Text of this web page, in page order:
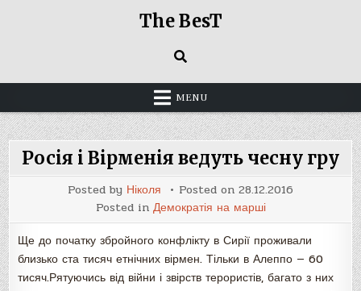
The BesT
MENU
Росія і Вірменія ведуть чесну гру
Posted by Ніколя Posted on 28.12.2016
Posted in Демократія на марші
Ще до початку збройного конфлікту в Сирії проживали
близько ста тисяч етнічних вірмен. Тільки в Алеппо — 60
тисяч.Рятуючись від війни і звірств терористів, багато з них